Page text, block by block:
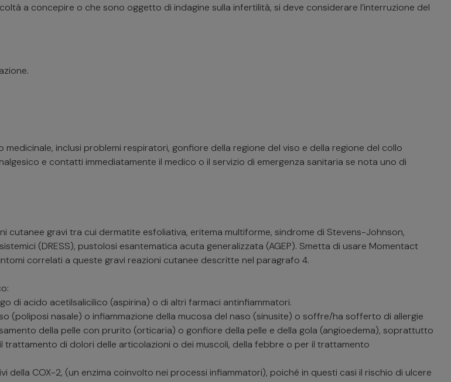
a concepire o che sono oggetto di indagine sulla infertilità, si deve considerare l’interruzione del
inclusi problemi respiratori, gonfiore della regione del viso e della regione del collo
e contatti immediatamente il medico o il servizio di emergenza sanitaria se nota uno di
gravi tra cui dermatite esfoliativa, eritema multiforme, sindrome di Stevens-Johnson,
(DRESS), pustolosi esantematica acuta generalizzata (AGEP). Smetta di usare Momentact
correlati a queste gravi reazioni cutanee descritte nel paragrafo 4.
di acido acetilsalicilico (aspirina) o di altri farmaci antinfiammatori.
(poliposi nasale) o infiammazione della mucosa del naso (sinusite) o soffre/ha sofferto di allergie
della pelle con prurito (orticaria) o gonfiore della pelle e della gola (angioedema), soprattutto
di dolori delle articolazioni o dei muscoli, della febbre o per il trattamento
della COX-2, (un enzima coinvolto nei processi infiammatori), poiché in questi casi il rischio di ulcere